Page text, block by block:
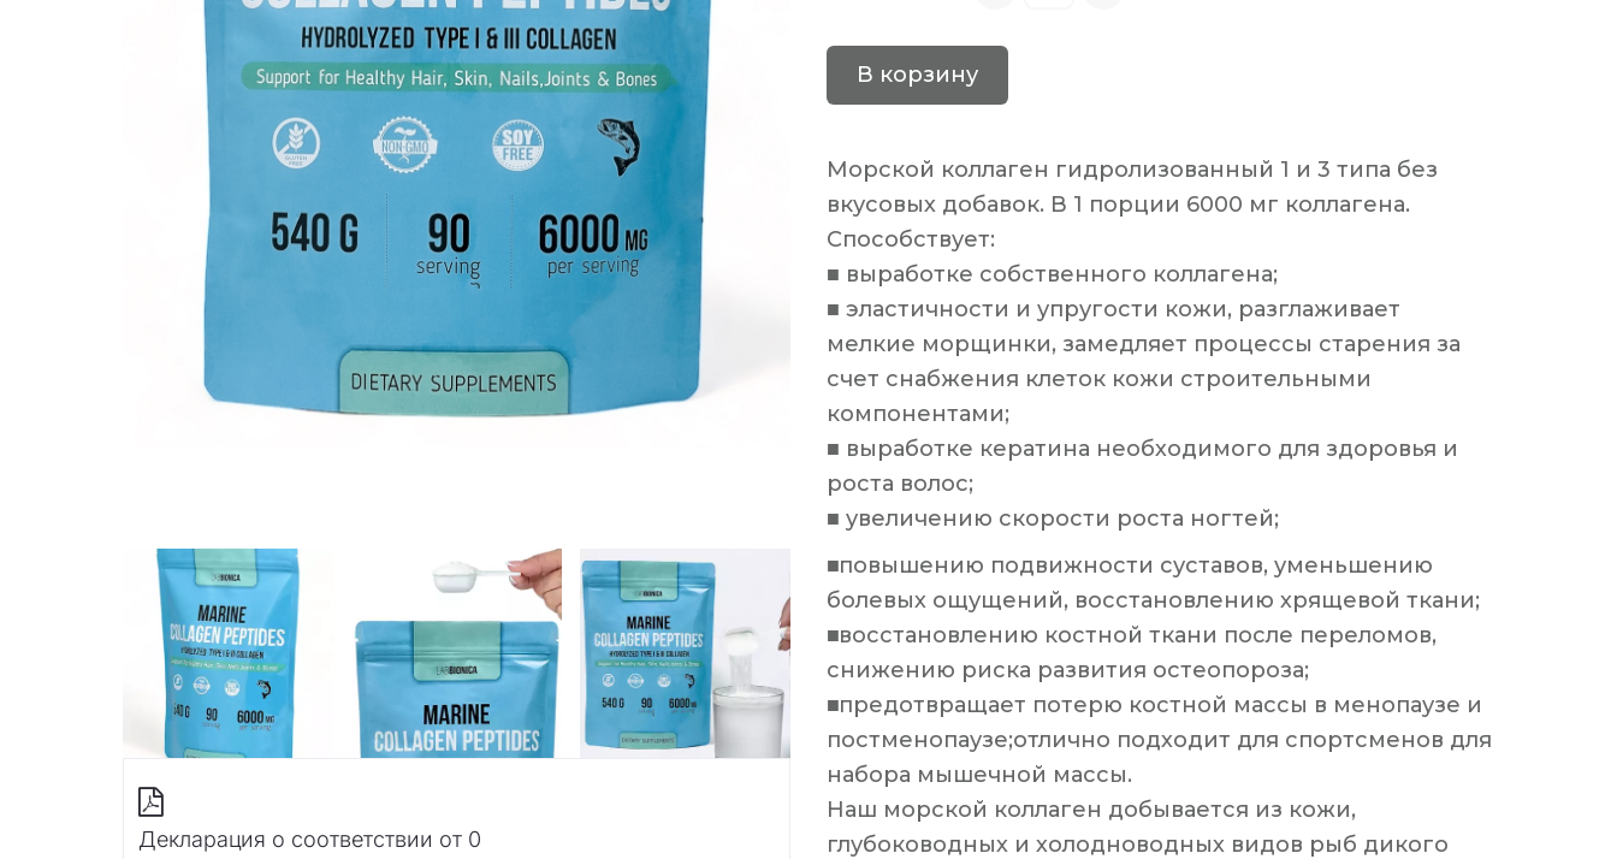
В корзину
Морской коллаген гидролизованный 1 и 3 типа без
вкусовых добавок. В 1 порции 6000 мг коллагена.
Способствует:
■ выработке собственного коллагена;
■ эластичности и упругости кожи, разглаживает
мелкие морщинки, замедляет процессы старения за
счет снабжения клеток кожи строительными
компонентами;
■ выработке кератина необходимого для здоровья и
роста волос;
■ увеличению скорости роста ногтей;
Декларация о соответствии от 0
■повышению подвижности суставов, уменьшению
болевых ощущений, восстановлению хрящевой ткани;
■восстановлению костной ткани после переломов,
снижению риска развития остеопороза;
■предотвращает потерю костной массы в менопаузе и
постменопаузе;отлично подходит для спортсменов для
набора мышечной массы.
Наш морской коллаген добывается из кожи,
глубоководных и холодноводных видов рыб дикого